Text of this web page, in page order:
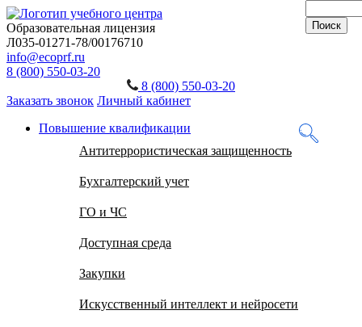
Образовательная лицензия
Л035-01271-78/00176710
info@ecoprf.ru
8 (800) 550-03-20
8 (800) 550-03-20
Заказать звонок Личный кабинет
Повышение квалификации
Антитеррористическая защищенность
Бухгалтерский учет
ГО и ЧС
Доступная среда
Закупки
Искусственный интеллект и нейросети